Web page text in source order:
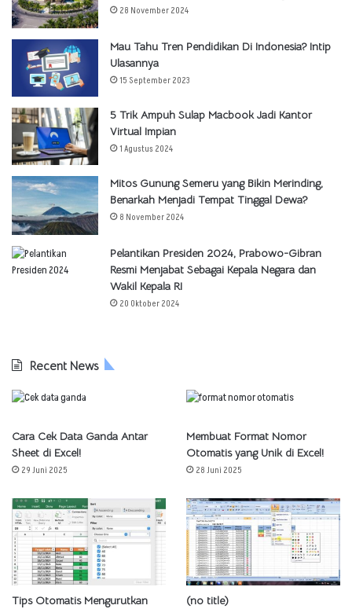
28 November 2024
Mau Tahu Tren Pendidikan Di Indonesia? Intip
Ulasannya
15 September 2023
5 Trik Ampuh Sulap Macbook Jadi Kantor
Virtual Impian
1 Agustus 2024
Mitos Gunung Semeru yang Bikin Merinding,
Benarkah Menjadi Tempat Tinggal Dewa?
8 November 2024
Pelantikan Presiden 2024, Prabowo-Gibran
Resmi Menjabat Sebagai Kepala Negara dan
Wakil Kepala RI
20 Oktober 2024
Recent News
Cara Cek Data Ganda Antar
Sheet di Excel!
29 Juni 2025
Membuat Format Nomor
Otomatis yang Unik di Excel!
28 Juni 2025
Tips Otomatis Mengurutkan
(no title)